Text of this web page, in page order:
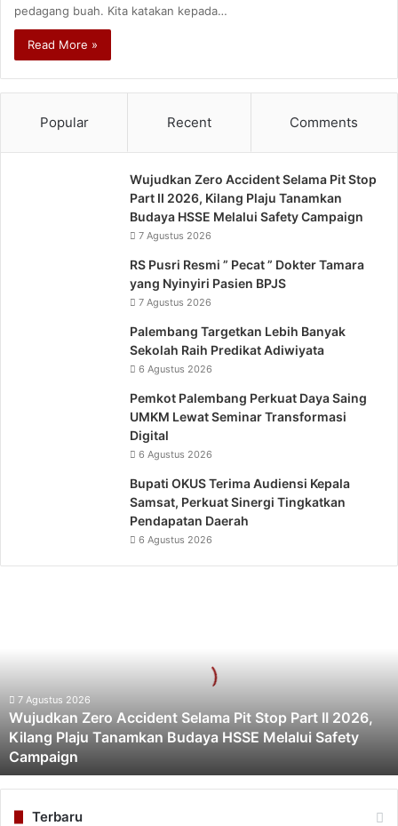
pedagang buah. Kita katakan kepada…
Read More »
Popular Recent Comments
Wujudkan Zero Accident Selama Pit Stop
Part II 2026, Kilang Plaju Tanamkan
Budaya HSSE Melalui Safety Campaign
7 Agustus 2026
RS Pusri Resmi ” Pecat ” Dokter Tamara
yang Nyinyiri Pasien BPJS
7 Agustus 2026
Palembang Targetkan Lebih Banyak
Sekolah Raih Predikat Adiwiyata
6 Agustus 2026
Pemkot Palembang Perkuat Daya Saing
UMKM Lewat Seminar Transformasi
Digital
6 Agustus 2026
Bupati OKUS Terima Audiensi Kepala
Samsat, Perkuat Sinergi Tingkatkan
Pendapatan Daerah
6 Agustus 2026
Part
2026,
Kilang
Plaju
Tanamkan
Budaya
7 Agustus 2026
Wujudkan Zero Accident Selama Pit Stop Part II 2026,
Kilang Plaju Tanamkan Budaya HSSE Melalui Safety
Campaign
Terbaru